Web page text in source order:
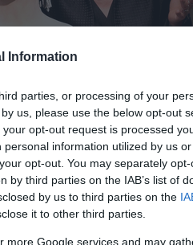
Information
parties, or processing of your
us, please use the below opt-out
opt-out request is processed
information utilized by us
opt-out. You may separately
third parties on the IAB’s list of
by us to third parties on the
it to other third parties.
more Google services and may
K művészeti vezetőjét a
színészetről és a